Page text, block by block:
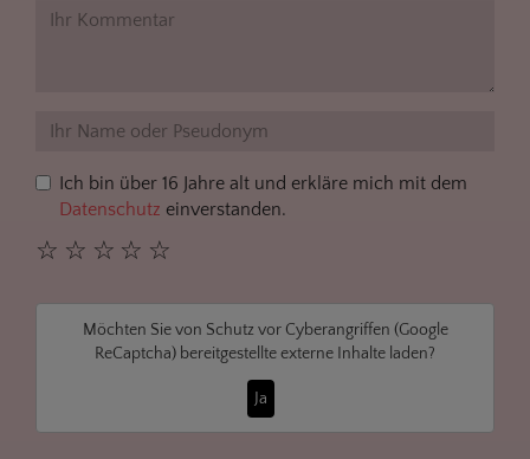
Ich bin über 16 Jahre alt und erkläre mich mit dem
Datenschutz einverstanden.
☆
☆
☆
☆
☆
Möchten Sie von Schutz vor Cyberangriffen (Google
ReCaptcha) bereitgestellte externe Inhalte laden?
Ja